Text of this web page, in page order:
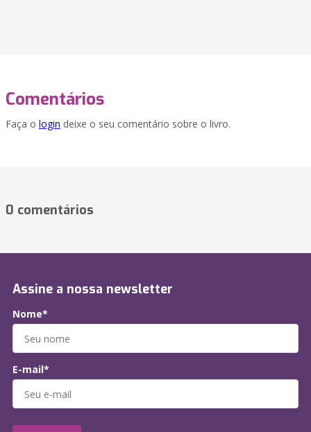
Comentários
Faça o login deixe o seu comentário sobre o livro.
0 comentários
Assine a nossa newsletter
Nome*
E-mail*